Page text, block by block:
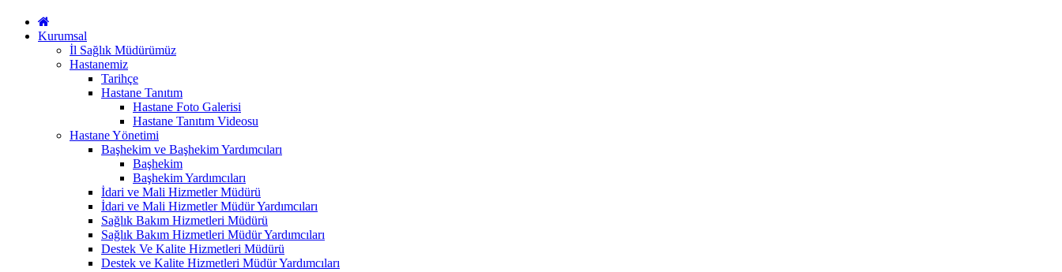
Kurumsal
İl Sağlık Müdürümüz
Hastanemiz
Tarihçe
Hastane Tanıtım
Hastane Foto Galerisi
Hastane Tanıtım Videosu
Hastane Yönetimi
Başhekim ve Başhekim Yardımcıları
Başhekim
Başhekim Yardımcıları
İdari ve Mali Hizmetler Müdürü
İdari ve Mali Hizmetler Müdür Yardımcıları
Sağlık Bakım Hizmetleri Müdürü
Sağlık Bakım Hizmetleri Müdür Yardımcıları
Destek Ve Kalite Hizmetleri Müdürü
Destek ve Kalite Hizmetleri Müdür Yardımcıları